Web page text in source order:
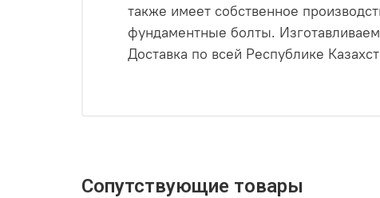
также имеет собственное
фундаментные болты.
Доставка по всей Республике
Сопутствующие товары